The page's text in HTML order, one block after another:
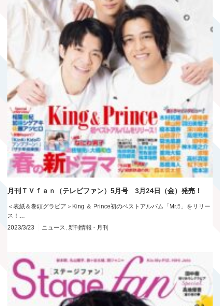
月刊ＴＶｆａｎ（テレビファン）5月号 3月24日（金）発売！
＜表紙＆巻頭グラビア＞King ＆ Prince初のベストアルバム「Mr.5」をリリー
ス！…
2023/3/23
ニュース 新刊情報 - 月刊